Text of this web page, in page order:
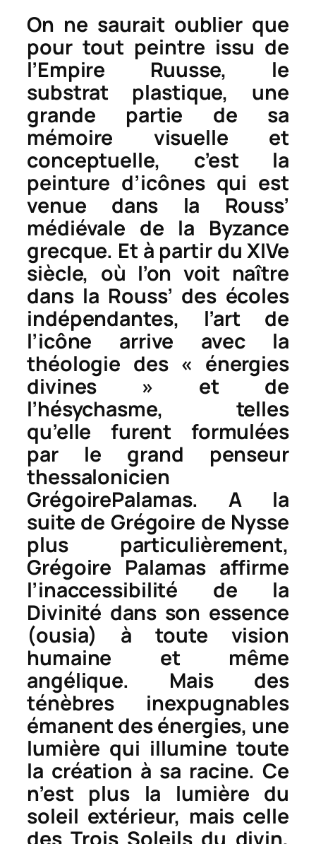
On ne saurait oublier que
pour tout peintre issu de
l’Empire Ruusse, le
substrat plastique, une
grande partie de sa
mémoire visuelle et
conceptuelle, c’est la
peinture d’icônes qui est
venue dans la Rouss’
médiévale de la Byzance
grecque. Et à partir du XIVe
siècle, où l’on voit naître
dans la Rouss’ des écoles
indépendantes, l’art de
l’icône arrive avec la
théologie des « énergies
divines » et de
l’hésychasme, telles
qu’elle furent formulées
par le grand penseur
thessalonicien
GrégoirePalamas. A la
suite de Grégoire de Nysse
plus particulièrement,
Grégoire Palamas affirme
l’inaccessibilité de la
Divinité dans son essence
(ousia) à toute vision
humaine et même
angélique. Mais des
ténèbres inexpugnables
émanent des énergies, une
lumière qui illumine toute
la création à sa racine. Ce
n’est plus la lumière du
soleil extérieur, mais celle